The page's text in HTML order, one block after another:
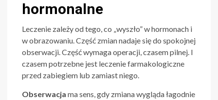
hormonalne
Leczenie zależy od tego, co „wyszło” w hormonach i
w obrazowaniu. Część zmian nadaje się do spokojnej
obserwacji. Część wymaga operacji, czasem pilnej. I
czasem potrzebne jest leczenie farmakologiczne
przed zabiegiem lub zamiast niego.
Obserwacja ma sens, gdy zmiana wygląda łagodnie